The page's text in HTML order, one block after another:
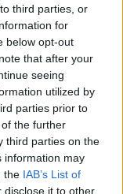
third parties, or
for
below opt-out
that after your
seeing
utilized by
parties prior to
the further
third parties on the
information may
the IAB’s List of
disclose it to other
e
che molte
che non
sono passi